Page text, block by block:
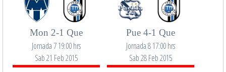
Mon 2-1 Que
Jornada 7 19:00 hrs
Sab 21 Feb 2015
Pue 4-1 Que
Jornada 8 17:00 hrs
Sab 28 Feb 2015